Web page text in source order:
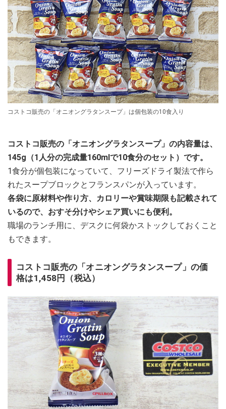
コストコ販売の「オニオングラタンスープ」は個包装の10食入り
コストコ販売の「オニオングラタンスープ」の内容量は、
145g（1人分の完成量160mlで10食分のセット）です。
1食分が個包装になっていて、フリーズドライ製法で作ら
れたスープブロックとフランスパンが入っています。
各袋に原材料や作り方、カロリーや賞味期限も記載されて
いるので、おすそ分けやシェア買いにも便利。
職場のランチ用に、デスクに何袋かストックしておくこと
もできます。
コストコ販売の「オニオングラタンスープ」の価
格は1,458円（税込）